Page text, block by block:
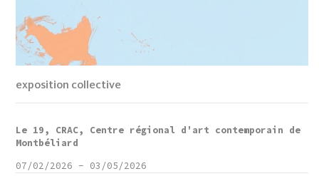
exposition collective
Le 19, CRAC, Centre régional d'art contemporain de
Montbéliard
07/02/2026 - 03/05/2026